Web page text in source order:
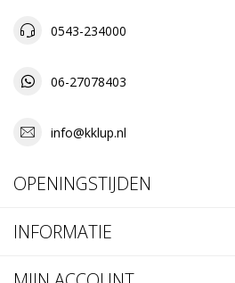
0543-234000
06-27078403
info@kklup.nl
OPENINGSTIJDEN
INFORMATIE